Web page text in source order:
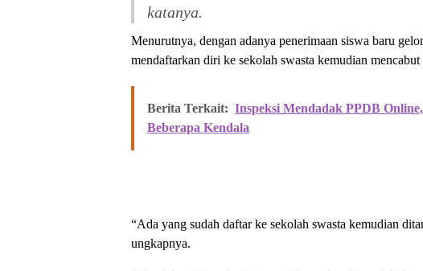
katanya.
Menurutnya, dengan adanya penerimaan siswa baru
mendaftarkan diri ke sekolah swasta kemudian mencabut
Berita Terkait: Inspeksi Mendadak PPDB
Beberapa Kendala
“Ada yang sudah daftar ke sekolah swasta kemudian
ungkapnya.